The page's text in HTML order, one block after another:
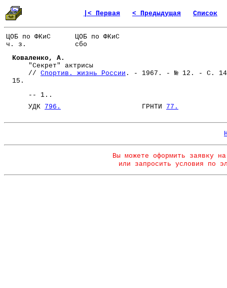
|< Первая < Предыдущая Список
ЦОБ по ФКиС
ч. з.
ЦОБ по ФКиС
сбо
Коваленко, А.
"Секрет" актрисы
// Спортив. жизнь России . - 1967. - № 12. - С.
15.
-- 1..
УДК 796. ГРНТИ 77.
Вы можете оформить заявку
или запросить условия по